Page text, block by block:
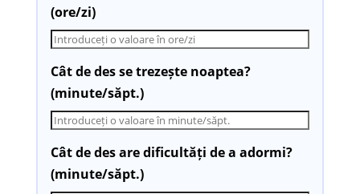
(ore/zi)
Cât de des se trezește noaptea?
(minute/săpt.)
Cât de des are dificultăți de a adormi?
(minute/săpt.)